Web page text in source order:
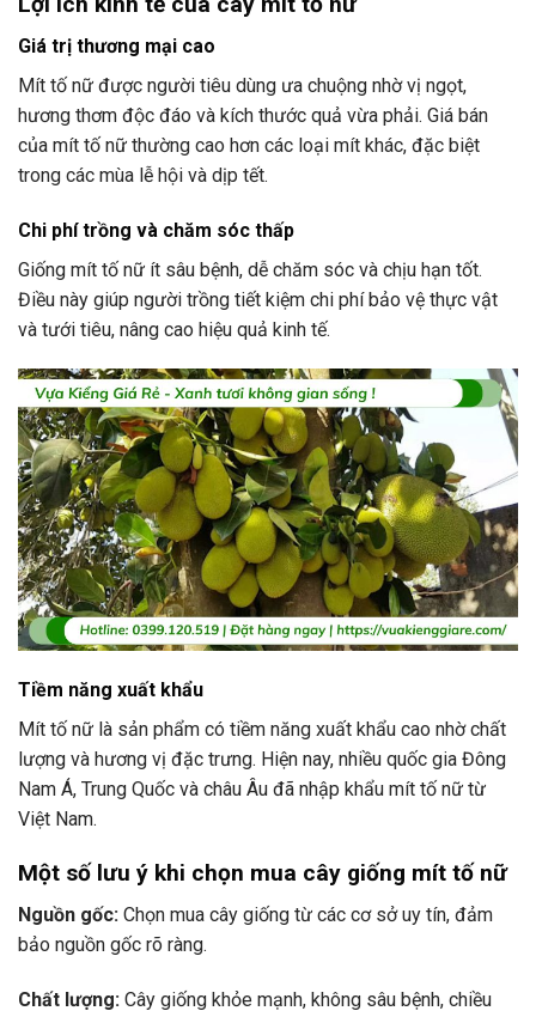
Giá trị thương mại cao
Mít tố nữ được người tiêu dùng ưa chuộng nhờ vị ngọt,
hương thơm độc đáo và kích thước quả vừa phải. Giá bán
của mít tố nữ thường cao hơn các loại mít khác, đặc biệt
trong các mùa lễ hội và dịp tết.
Chi phí trồng và chăm sóc thấp
Giống mít tố nữ ít sâu bệnh, dễ chăm sóc và chịu hạn tốt.
Điều này giúp người trồng tiết kiệm chi phí bảo vệ thực vật
và tưới tiêu, nâng cao hiệu quả kinh tế.
Tiềm năng xuất khẩu
Mít tố nữ là sản phẩm có tiềm năng xuất khẩu cao nhờ chất
lượng và hương vị đặc trưng. Hiện nay, nhiều quốc gia Đông
Nam Á, Trung Quốc và châu Âu đã nhập khẩu mít tố nữ từ
Việt Nam.
Một số lưu ý khi chọn mua cây giống mít tố nữ
Nguồn gốc: Chọn mua cây giống từ các cơ sở uy tín, đảm
bảo nguồn gốc rõ ràng.
Chất lượng: Cây giống khỏe mạnh, không sâu bệnh, chiều